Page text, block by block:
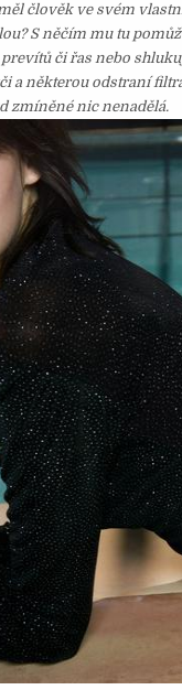
člověk ve svém
S něčím mu tu
či řas nebo
a některou odstraní
zmíněné nic nenadělá.